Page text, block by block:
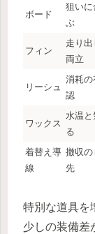
ボード
狙いに
ぶ
フィン
走り
両立
リーシュ
消耗の
認
ワックス
水温
る
着替え導
線
撤収の
先
特別な道具を
少しの装備差